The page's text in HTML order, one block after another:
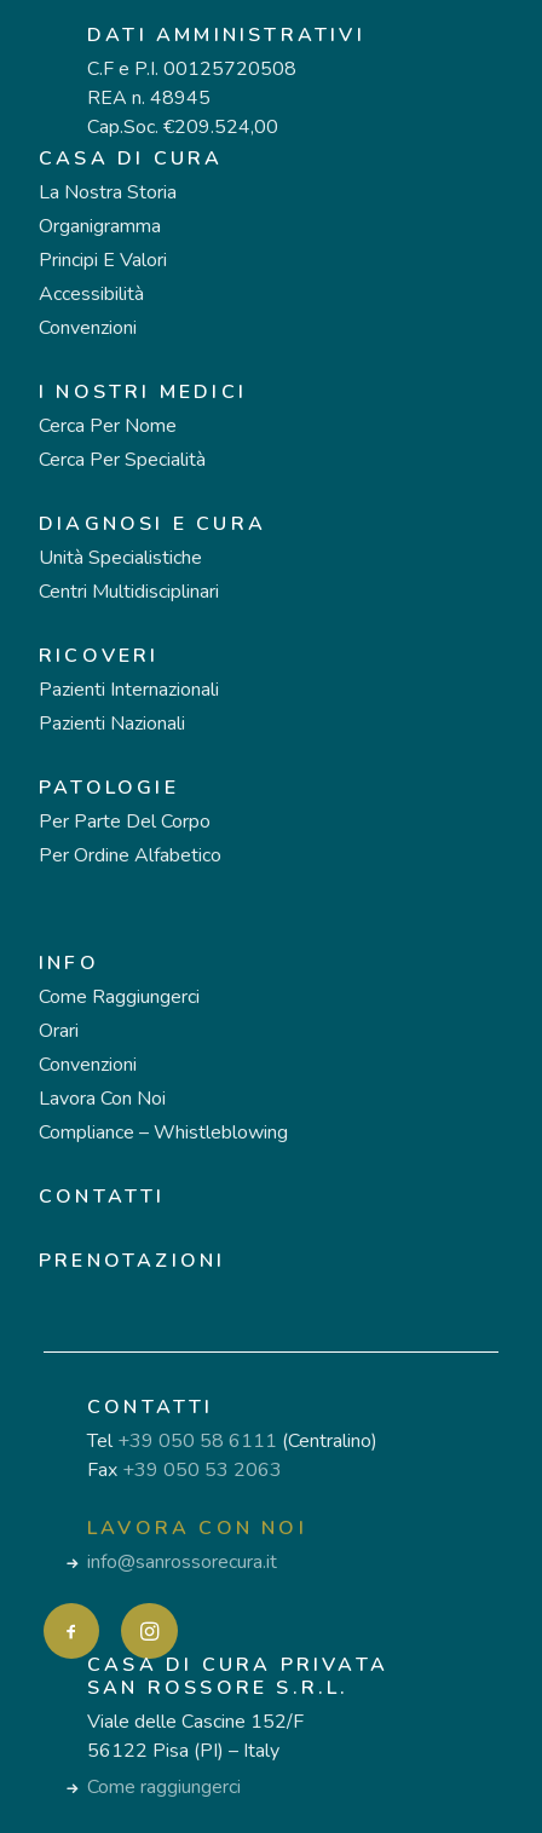
DATI AMMINISTRATIVI
C.F e P.I. 00125720508
REA n. 48945
Cap.Soc. €209.524,00
CASA DI CURA
La Nostra Storia
Organigramma
Principi E Valori
Accessibilità
Convenzioni
I NOSTRI MEDICI
Cerca Per Nome
Cerca Per Specialità
DIAGNOSI E CURA
Unità Specialistiche
Centri Multidisciplinari
RICOVERI
Pazienti Internazionali
Pazienti Nazionali
PATOLOGIE
Per Parte Del Corpo
Per Ordine Alfabetico
INFO
Come Raggiungerci
Orari
Convenzioni
Lavora Con Noi
Compliance – Whistleblowing
CONTATTI
PRENOTAZIONI
CONTATTI
Tel+39 050 58 6111 (Centralino)
Fax +39 050 53 2063
LAVORA CON NOI
info@sanrossorecura.it
CASA DI CURA PRIVATA
SAN ROSSORE S.R.L.
Viale delle Cascine 152/F
56122 Pisa (PI) – Italy
Come raggiungerci